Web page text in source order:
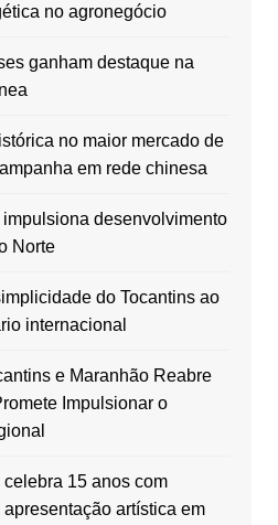
no agronegócio
ganham destaque na
no maior mercado de
em rede chinesa
desenvolvimento
Norte
do Tocantins ao
internacional
e Maranhão Reabre
Impulsionar o
15 anos com
artística em